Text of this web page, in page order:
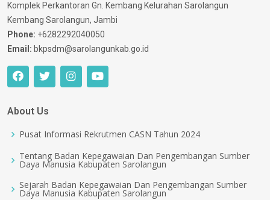
Komplek Perkantoran Gn. Kembang Kelurahan Sarolangun
Kembang Sarolangun, Jambi
Phone: +6282292040050
Email: bkpsdm@sarolangunkab.go.id
About Us
Pusat Informasi Rekrutmen CASN Tahun 2024
Tentang Badan Kepegawaian Dan Pengembangan Sumber
Daya Manusia Kabupaten Sarolangun
Sejarah Badan Kepegawaian Dan Pengembangan Sumber
Daya Manusia Kabupaten Sarolangun